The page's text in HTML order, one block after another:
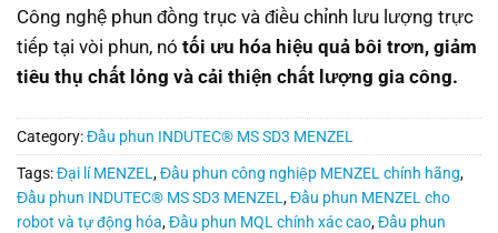
Công nghệ phun đồng trục và điều chỉnh lưu lượng trực
tiếp tại vòi phun, nó tối ưu hóa hiệu quả bôi trơn, giảm
tiêu thụ chất lỏng và cải thiện chất lượng gia công.
Category:Đầu phun INDUTEC® MS SD3 MENZEL
Tags:Đại lí MENZEL ,Đầu phun công nghiệp MENZEL chính hãng,
Đầu phun INDUTEC® MS SD3 MENZEL ,Đầu phun MENZEL cho
robot và tự động hóa,Đầu phun MQL chính xác cao,Đầu phun